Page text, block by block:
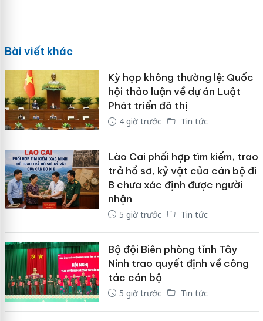
Bài viết khác
Kỳ họp không thường lệ: Quốc
hội thảo luận về dự án Luật
Phát triển đô thị
4 giờ trước Tin tức
Lào Cai phối hợp tìm kiếm, trao
trả hồ sơ, kỷ vật của cán bộ đi
B chưa xác định được người
nhận
5 giờ trước Tin tức
Bộ đội Biên phòng tỉnh Tây
Ninh trao quyết định về công
tác cán bộ
5 giờ trước Tin tức